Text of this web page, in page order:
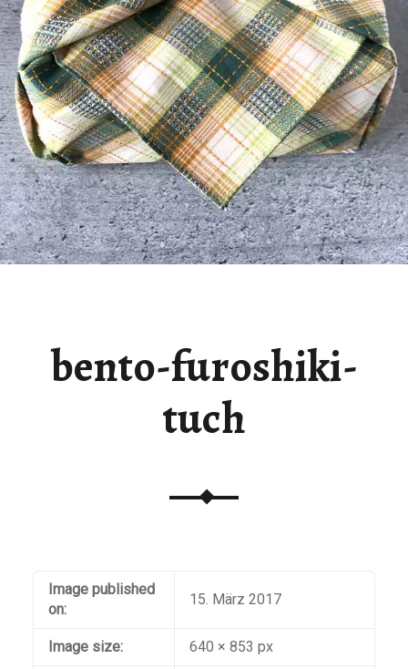
bento-furoshiki-
tuch
Image published
on:
15. März 2017
Image size: 640 × 853 px